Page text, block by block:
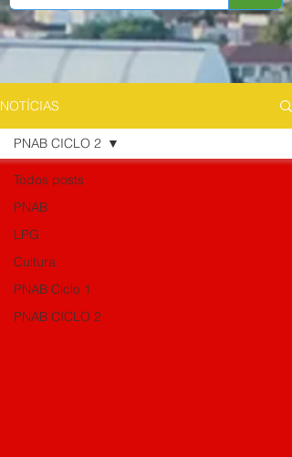
NOTÍCIAS
Todos posts
PNAB
LPG
Cultura
PNAB Ciclo 1
PNAB CICLO 2
PNAB CICLO 2